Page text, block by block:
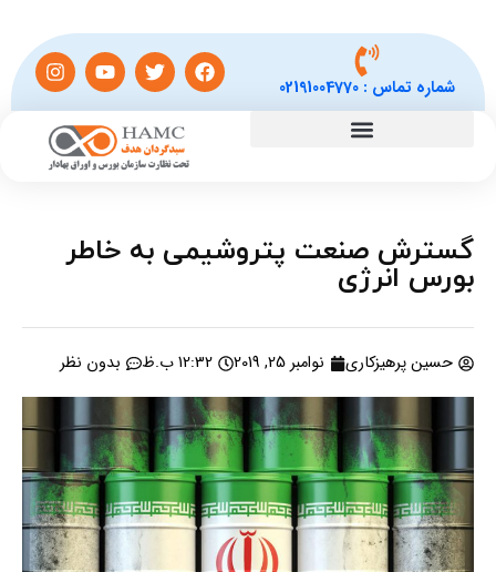
شماره تماس :02191004770
گسترش صنعت پتروشیمی به خاطر
بورس انرژی
حسین پرهیزکاری نوامبر 25, 2019 12:32 ب.ظ بدون نظر